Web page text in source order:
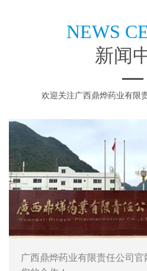
NEWS
新闻
欢迎关注广西鼎烨药业有限
广西鼎烨药业有限责任公司